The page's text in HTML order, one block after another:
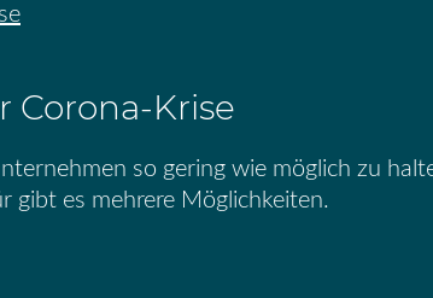
Krise
so gering wie möglich zu
gibt es mehrere Möglichkeiten.